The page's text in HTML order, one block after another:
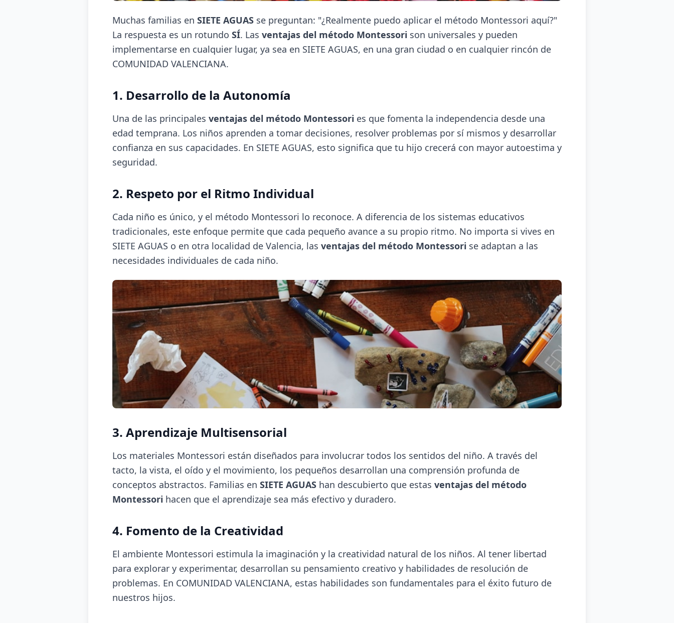
Muchas familias en SIETE AGUAS se preguntan: "¿Realmente puedo aplicar el método Montessori aquí?"
La respuesta es un rotundo SÍ. Las ventajas del método Montessori son universales y pueden
implementarse en cualquier lugar, ya sea en SIETE AGUAS, en una gran ciudad o en cualquier rincón de
COMUNIDAD VALENCIANA.
1. Desarrollo de la Autonomía
Una de las principales ventajas del método Montessori es que fomenta la independencia desde una
edad temprana. Los niños aprenden a tomar decisiones, resolver problemas por sí mismos y desarrollar
confianza en sus capacidades. En SIETE AGUAS, esto significa que tu hijo crecerá con mayor autoestima y
seguridad.
2. Respeto por el Ritmo Individual
Cada niño es único, y el método Montessori lo reconoce. A diferencia de los sistemas educativos
tradicionales, este enfoque permite que cada pequeño avance a su propio ritmo. No importa si vives en
SIETE AGUAS o en otra localidad de Valencia, las ventajas del método Montessori se adaptan a las
necesidades individuales de cada niño.
3. Aprendizaje Multisensorial
Los materiales Montessori están diseñados para involucrar todos los sentidos del niño. A través del
tacto, la vista, el oído y el movimiento, los pequeños desarrollan una comprensión profunda de
conceptos abstractos. Familias en SIETE AGUAS han descubierto que estas ventajas del método
Montessori hacen que el aprendizaje sea más efectivo y duradero.
4. Fomento de la Creatividad
El ambiente Montessori estimula la imaginación y la creatividad natural de los niños. Al tener libertad
para explorar y experimentar, desarrollan su pensamiento creativo y habilidades de resolución de
problemas. En COMUNIDAD VALENCIANA, estas habilidades son fundamentales para el éxito futuro de
nuestros hijos.